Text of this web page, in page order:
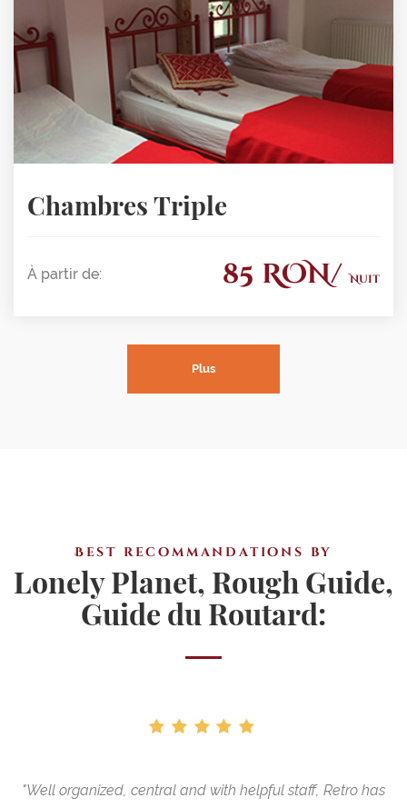
Chambres Triple
À partir de: 85 RON/Nuit
Plus
Best recommandations by
Lonely Planet, Rough Guide,
Guide du Routard:
"Well organized, central and with helpful staff, Retro has